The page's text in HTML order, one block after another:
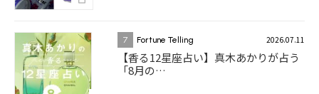
7 Fortune Telling 2026.07.11
【香る12星座占い】真木あかりが占う
「8月の…